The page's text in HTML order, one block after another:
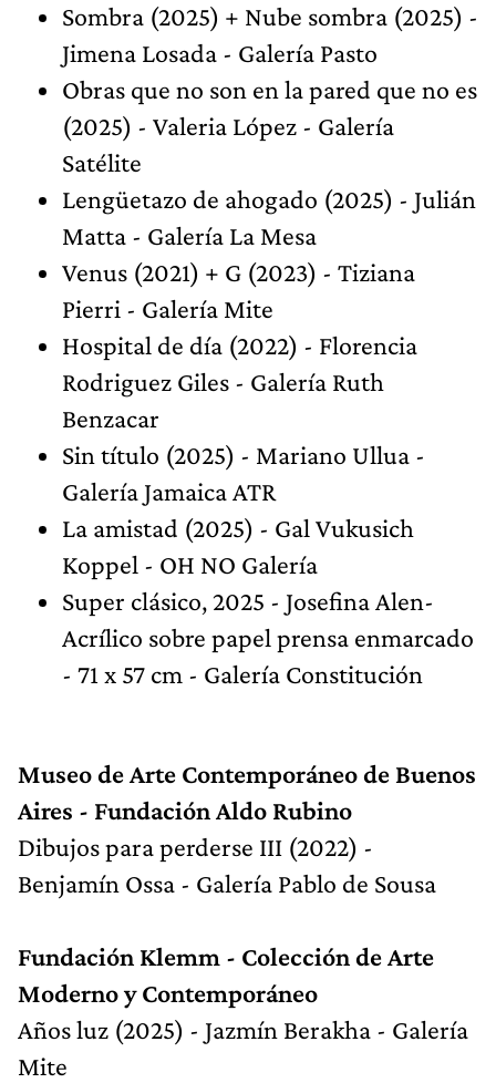
Sombra (2025) + Nube sombra (2025) -
Jimena Losada - Galería Pasto
Obras que no son en la pared que no es
(2025) - Valeria López - Galería
Satélite
Lengüetazo de ahogado (2025) - Julián
Matta - Galería La Mesa
Venus (2021) + G (2023) - Tiziana
Pierri - Galería Mite
Hospital de día (2022) - Florencia
Rodriguez Giles - Galería Ruth
Benzacar
Sin título (2025) - Mariano Ullua -
Galería Jamaica ATR
La amistad (2025) - Gal Vukusich
Koppel - OH NO Galería
Super clásico, 2025 - Josefina Alen-
Acrílico sobre papel prensa enmarcado
- 71 x 57 cm - Galería Constitución
Museo de Arte Contemporáneo de Buenos
Aires - Fundación Aldo Rubino
Dibujos para perderse III (2022) -
Benjamín Ossa - Galería Pablo de Sousa
Fundación Klemm - Colección de Arte
Moderno y Contemporáneo
Años luz (2025) - Jazmín Berakha - Galería
Mite